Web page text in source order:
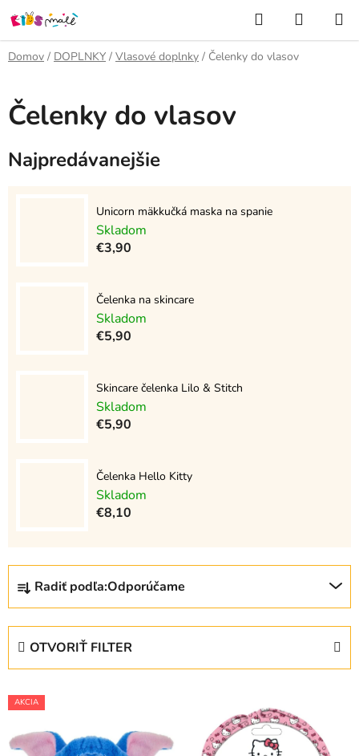
Prejsť
na
obsah
Hľadať
KOŠÍK
Domov / DOPLNKY / Vlasové doplnky / Čelenky do vlasov
Čelenky do vlasov
Najpredávanejšie
Unicorn mäkkučká maska na spanie
Skladom
€3,90
Čelenka na skincare
Skladom
€5,90
Skincare čelenka Lilo & Stitch
Skladom
€5,90
Čelenka Hello Kitty
Skladom
€8,10
R
d
e
r
Radiť podľa:Odporúčame
OTVORIŤ FILTER
V
ý
p
AKCIA